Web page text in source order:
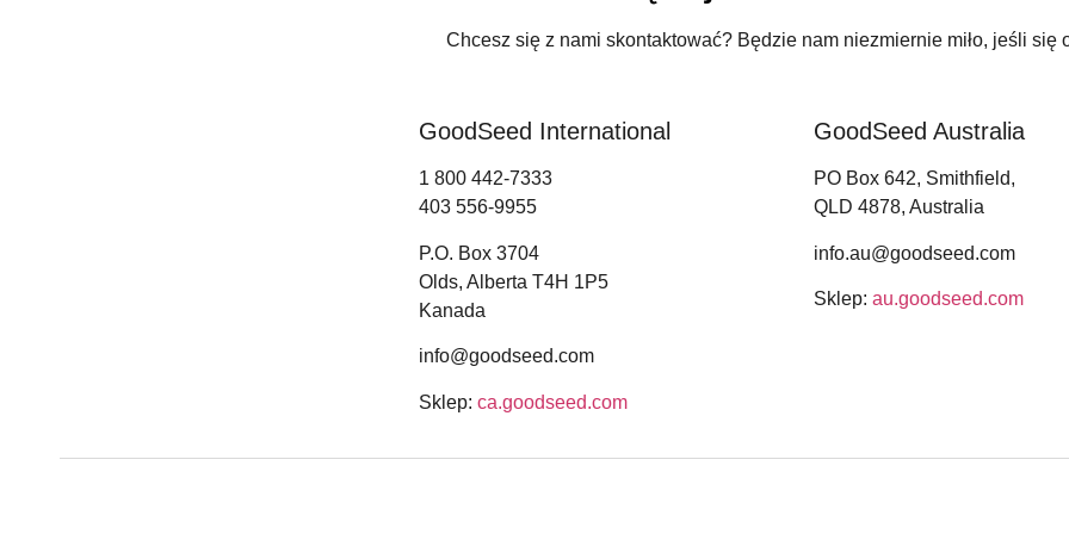
Chcesz się z nami skontaktować? Będzie nam niezmiernie miło, jeśli się
GoodSeed International
1 800 442-7333
403 556-9955
P.O. Box 3704
Olds, Alberta T4H 1P5
Kanada
info@goodseed.com
Sklep: ca.goodseed.com
GoodSeed Australia
PO Box 642, Smithfield,
QLD 4878, Australia
info.au@goodseed.com
Sklep: au.goodseed.com